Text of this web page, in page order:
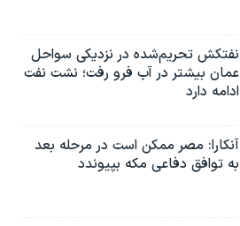
نفتکش تحریم‌شده در نزدیکی سواحل
عمان بیشتر در آب فرو رفت؛ نشت نفت
ادامه دارد
آنکارا: مصر ممکن است در مرحله بعد
به توافق دفاعی مکه بپیوندد